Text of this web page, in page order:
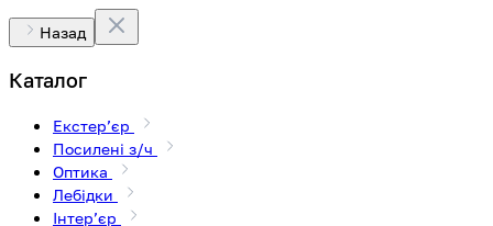
Назад
Каталог
Екстерʼєр
Посилені з/ч
Оптика
Лебідки
Інтерʼєр